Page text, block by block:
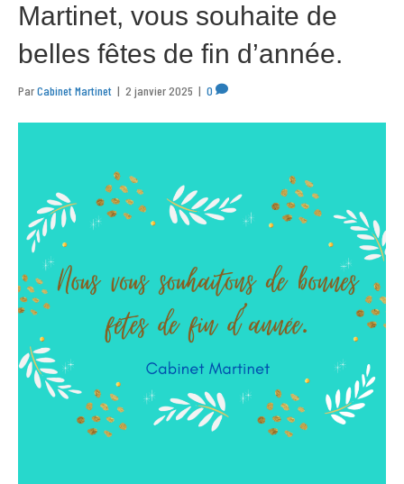
Martinet, vous souhaite de
belles fêtes de fin d’année.
ParCabinet Martinet | 2 janvier 2025 | 0